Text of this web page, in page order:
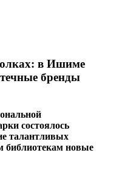
в Ишиме
бренды
состоялось
талантливых
библиотекам новые